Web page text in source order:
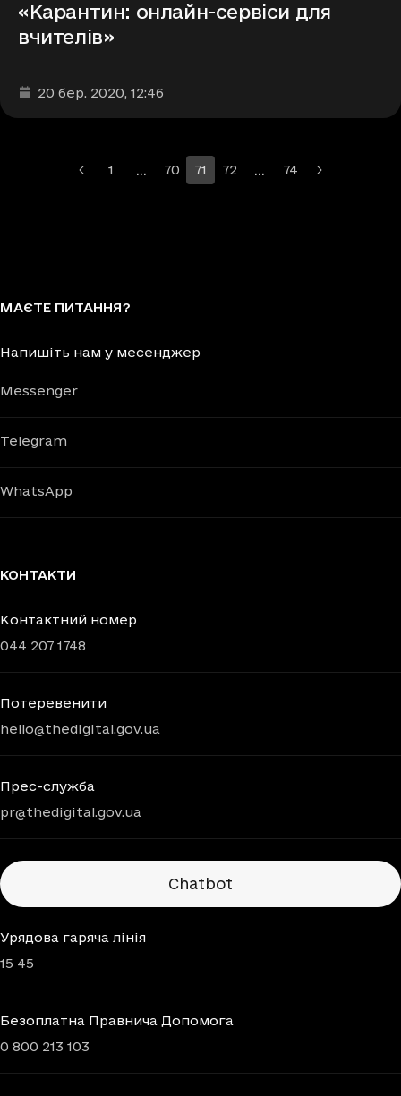
«Карантин: онлайн-сервіси для
вчителів»
Дата та час публікації
20 бер. 2020, 12:46
1 …
Більше сторінок
70 71 72 …
Більше сторінок
74
МАЄТЕ ПИТАННЯ?
Напишіть нам у месенджер
Messenger
Telegram
WhatsApp
КОНТАКТИ
Контактний номер
044 207 1748
Потеревенити
hello@thedigital.gov.ua
Прес-служба
pr@thedigital.gov.ua
Chatbots
Chatbot
Урядова гаряча лінія
15 45
Безоплатна Правнича Допомога
0 800 213 103